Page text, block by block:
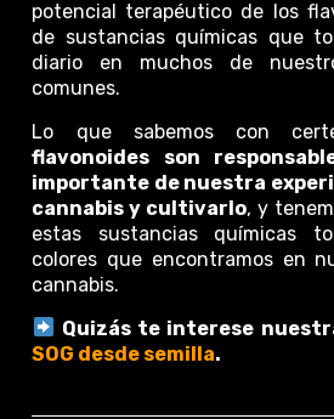
potencial terapéutico de los
de sustancias químicas que
diario en muchos de
comunes.
Lo que sabemos con
flavonoides son
importante de nuestra
cannabis y cultivarlo, y
estas sustancias químicas
colores que encontramos en
cannabis.
Quizás te interese
SOG desde semilla.